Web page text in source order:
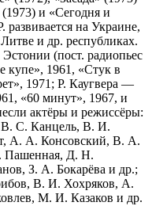
и «Сегодня и
развивается на Украине,
и др. республиках.
(пост. радиопьес
1961, «Стук в
1971; Р. Каугвера —
«60 минут», 1967, и
актёры и режиссёры:
С. Канцель, В. И.
А. А. Консовский, В. А.
Пашенная, Д. Н.
З. А. Бокарёва и др.;
В. И. Хохряков, А.
М. И. Казаков и др.